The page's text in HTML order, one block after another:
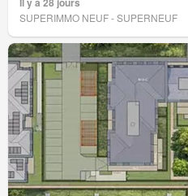
SUPERIMMO NEUF - SUPERNEUF